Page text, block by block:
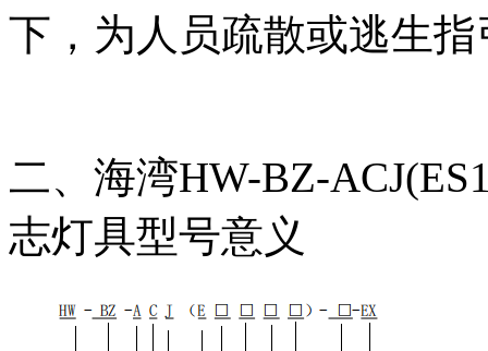
下，为人员疏散或逃生
二、海湾HW-BZ-
志灯具型号意义